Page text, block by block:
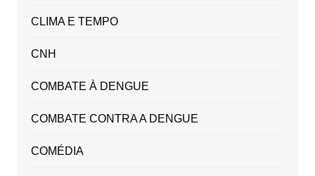
CLIMA E TEMPO
CNH
COMBATE À DENGUE
COMBATE CONTRA A DENGUE
COMÉDIA